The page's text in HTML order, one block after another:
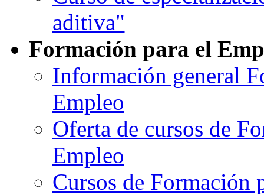
aditiva"
Formación para el
Información general
Empleo
Oferta de cursos de
Empleo
Cursos de Formación